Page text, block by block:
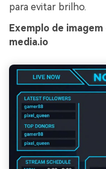
para evitar brilho.
Exemplo de
media.io